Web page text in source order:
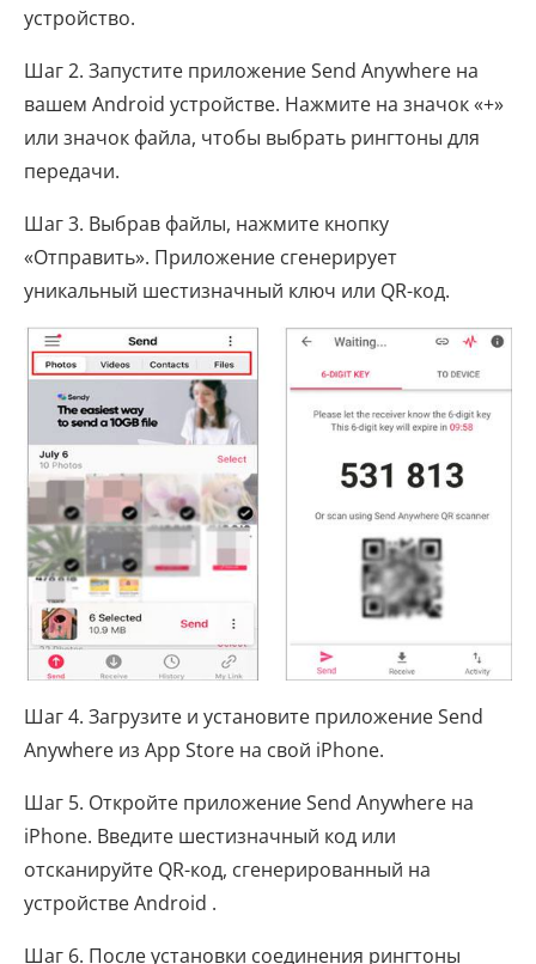
устройство.
Шаг 2. Запустите приложение Send Anywhere на
вашем Android устройстве. Нажмите на значок «+»
или значок файла, чтобы выбрать рингтоны для
передачи.
Шаг 3. Выбрав файлы, нажмите кнопку
«Отправить». Приложение сгенерирует
уникальный шестизначный ключ или QR-код.
Шаг 4. Загрузите и установите приложение Send
Anywhere из App Store на свой iPhone.
Шаг 5. Откройте приложение Send Anywhere на
iPhone. Введите шестизначный код или
отсканируйте QR-код, сгенерированный на
устройстве Android .
Шаг 6. После установки соединения рингтоны